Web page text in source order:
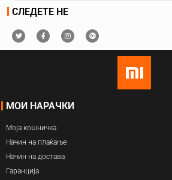
СЛЕДЕТЕ НЕ
МОИ НАРАЧКИ
Моја кошничка
Начин на плаќање
Начин на достава
Гаранција